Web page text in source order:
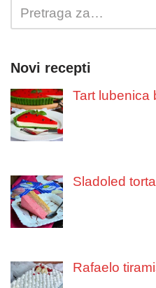
Novi recepti
Tart lubenica
Sladoled
Rafaelo